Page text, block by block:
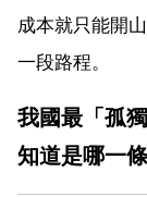
成本就只能開
一段路程。
我國最「孤
知道是哪一